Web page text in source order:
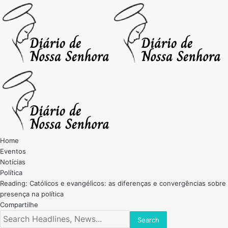
Home
Eventos
Notícias
Política
Reading: Católicos e evangélicos: as diferenças e convergências sobre
presença na política
Compartilhe